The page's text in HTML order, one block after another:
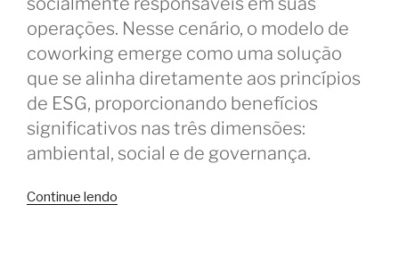
operações. Nesse cenário, o modelo de
coworking emerge como uma solução
que se alinha diretamente aos princípios
de ESG, proporcionando benefícios
significativos nas três dimensões:
ambiental, social e de governança.
Continue lendo